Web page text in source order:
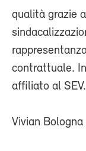
qualità grazie
contrattuale.
affiliato al SEV.
Vivian Bologna